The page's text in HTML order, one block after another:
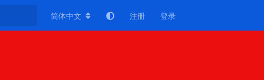
简体中文 注册 登录